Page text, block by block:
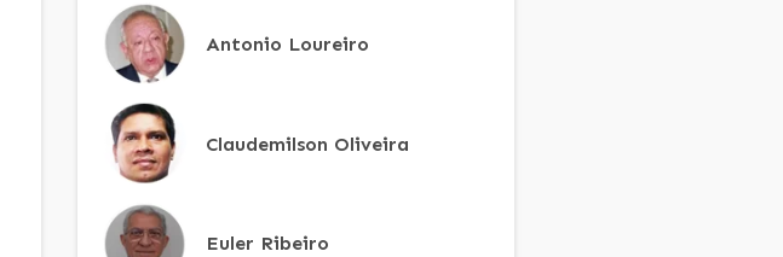
Antonio Loureiro
Claudemilson Oliveira
Euler Ribeiro